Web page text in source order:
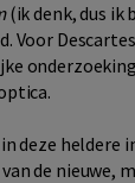
(ik denk, dus ik
Voor
deze heldere
de nieuwe,